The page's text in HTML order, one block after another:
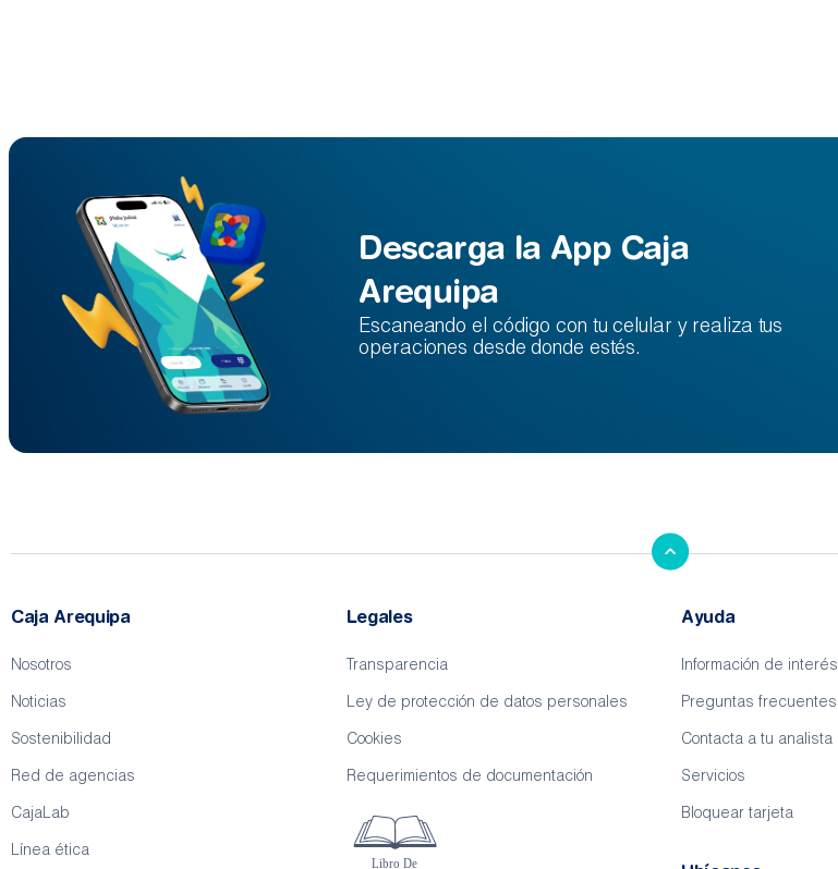
Descarga la App Caja
Arequipa
Escaneando el código con tu celular y realiza tus
operaciones desde donde estés.
Caja Arequipa
Nosotros
Noticias
Sostenibilidad
Red de agencias
CajaLab
Línea ética
Legales
Transparencia
Ley de protección de datos personales
Cookies
Requerimientos de documentación
Ayuda
Información de interés
Preguntas frecuentes
Contacta a tu analista
Servicios
Bloquear tarjeta